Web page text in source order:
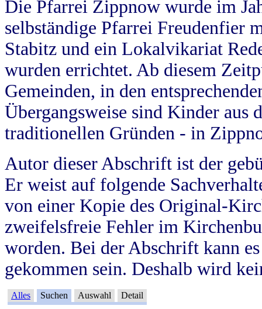
Die Pfarrei Zippnow wurde im
selbständige Pfarrei Freudenfier
Stabitz und ein Lokalvikariat
wurden errichtet. Ab diesem
Gemeinden, in den
Übergangsweise sind Kinder aus
traditionellen Gründen - in
Autor dieser Abschrift ist der
Er weist auf folgende
von einer Kopie des Original-
zweifelsfreie Fehler im
worden. Bei der Abschrift kann
gekommen sein. Deshalb wird
Alles Suchen Auswahl Detail